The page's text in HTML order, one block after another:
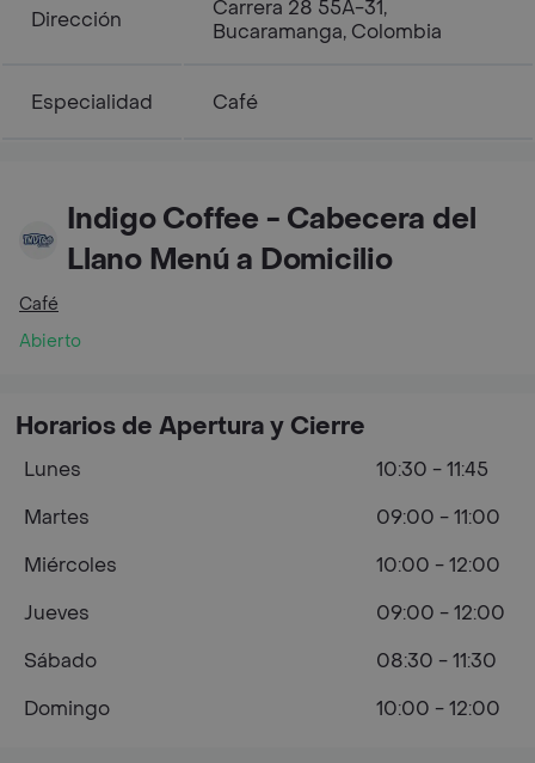
Dirección
Carrera 28 55A-31,
Bucaramanga, Colombia
Especialidad Café
Indigo Coffee - Cabecera del
Llano Menú a Domicilio
Café
Abierto
Horarios de Apertura y Cierre
Lunes
10:30 - 11:45
Martes
09:00 - 11:00
Miércoles
10:00 - 12:00
Jueves
09:00 - 12:00
Sábado
08:30 - 11:30
Domingo
10:00 - 12:00